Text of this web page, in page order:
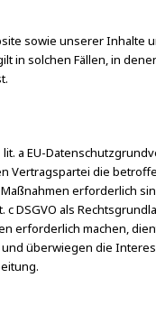
sowie unserer Inhalte
in solchen Fällen, in
a EU-
Vertragspartei die
erforderlich
als
machen, dient
überwiegen die